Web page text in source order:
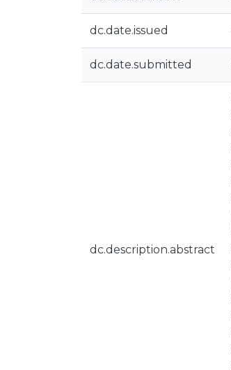
dc.date.issued
dc.date.submitted
dc.description.abstract